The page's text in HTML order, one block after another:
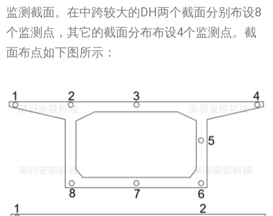
监测截面。在中跨较大的DH两个截面分别布设8
个监测点，其它的截面分布布设4个监测点。截
面布点如下图所示：